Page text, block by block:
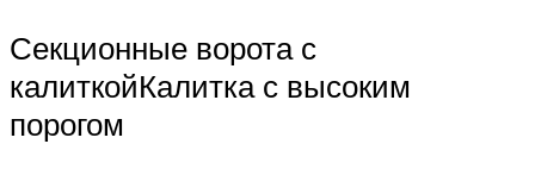
Секционные ворота с
калиткойКалитка с высоким
порогом